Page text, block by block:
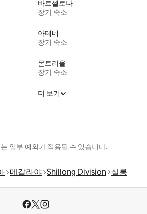
바르셀로나
장기 숙소
아테네
장기 숙소
몬트리올
장기 숙소
더 보기
일부 예외가 적용될 수 있습니다.
메갈라야 Shillong Division 실롱